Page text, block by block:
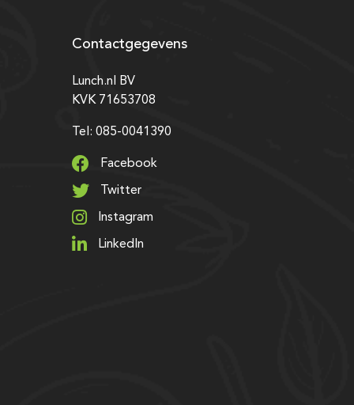
Contactgegevens
Lunch.nl BV
KVK 71653708
Tel: 085-0041390
Facebook
Twitter
Instagram
LinkedIn